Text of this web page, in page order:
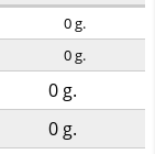
0g.
0g.
0g.
0g.